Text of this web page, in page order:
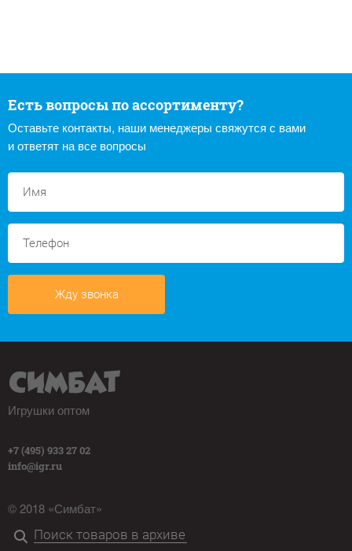
Есть вопросы по ассортименту?
Оставьте контакты, наши менеджеры свяжутся с вами
и ответят на все вопросы
Жду звонка
Игрушки оптом
+7 (495) 933 27 02
info@igr.ru
© 2018 «Симбат»